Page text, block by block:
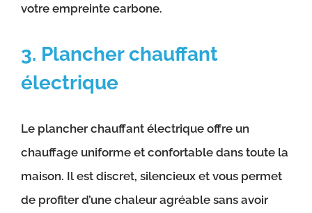
votre empreinte carbone.
3. Plancher chauffant
électrique
Le plancher chauffant électrique offre un
chauffage uniforme et confortable dans toute la
maison. Il est discret, silencieux et vous permet
de profiter d’une chaleur agréable sans avoir